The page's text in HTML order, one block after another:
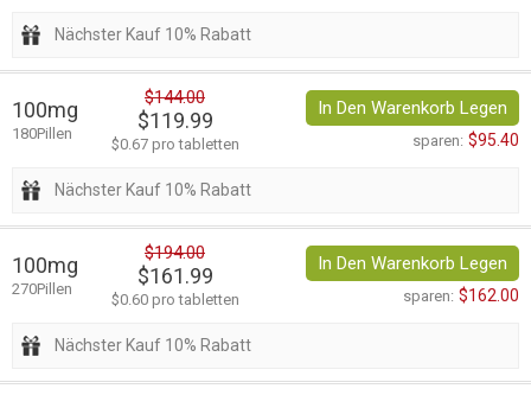
Nächster Kauf 10% Rabatt
100mg
180Pillen
$144.00
$119.99
$0.67 pro tabletten
In Den Warenkorb Legen
sparen: $95.40
Nächster Kauf 10% Rabatt
100mg
270Pillen
$194.00
$161.99
$0.60 pro tabletten
In Den Warenkorb Legen
sparen: $162.00
Nächster Kauf 10% Rabatt